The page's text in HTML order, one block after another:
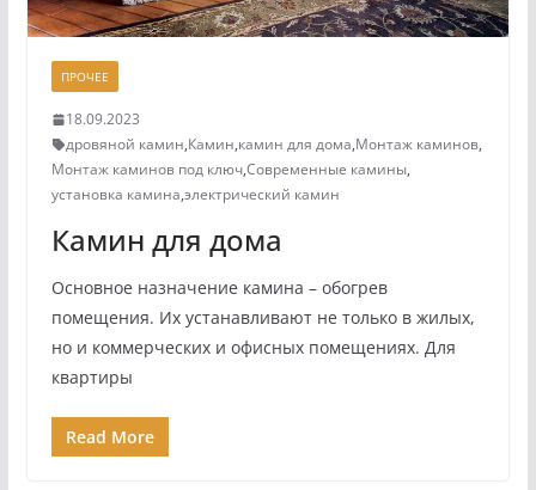
ПРОЧЕЕ
18.09.2023
дровяной камин,Камин,камин для дома,Монтаж каминов,
Монтаж каминов под ключ,Современные камины,
установка камина,электрический камин
Камин для дома
Основное назначение камина – обогрев
помещения. Их устанавливают не только в жилых,
но и коммерческих и офисных помещениях. Для
квартиры
Read More